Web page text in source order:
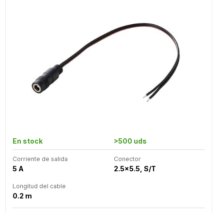
En stock >500 uds
Corriente de salida
5 A
Conector
2.5x5.5, S/T
Longitud del cable
0.2 m